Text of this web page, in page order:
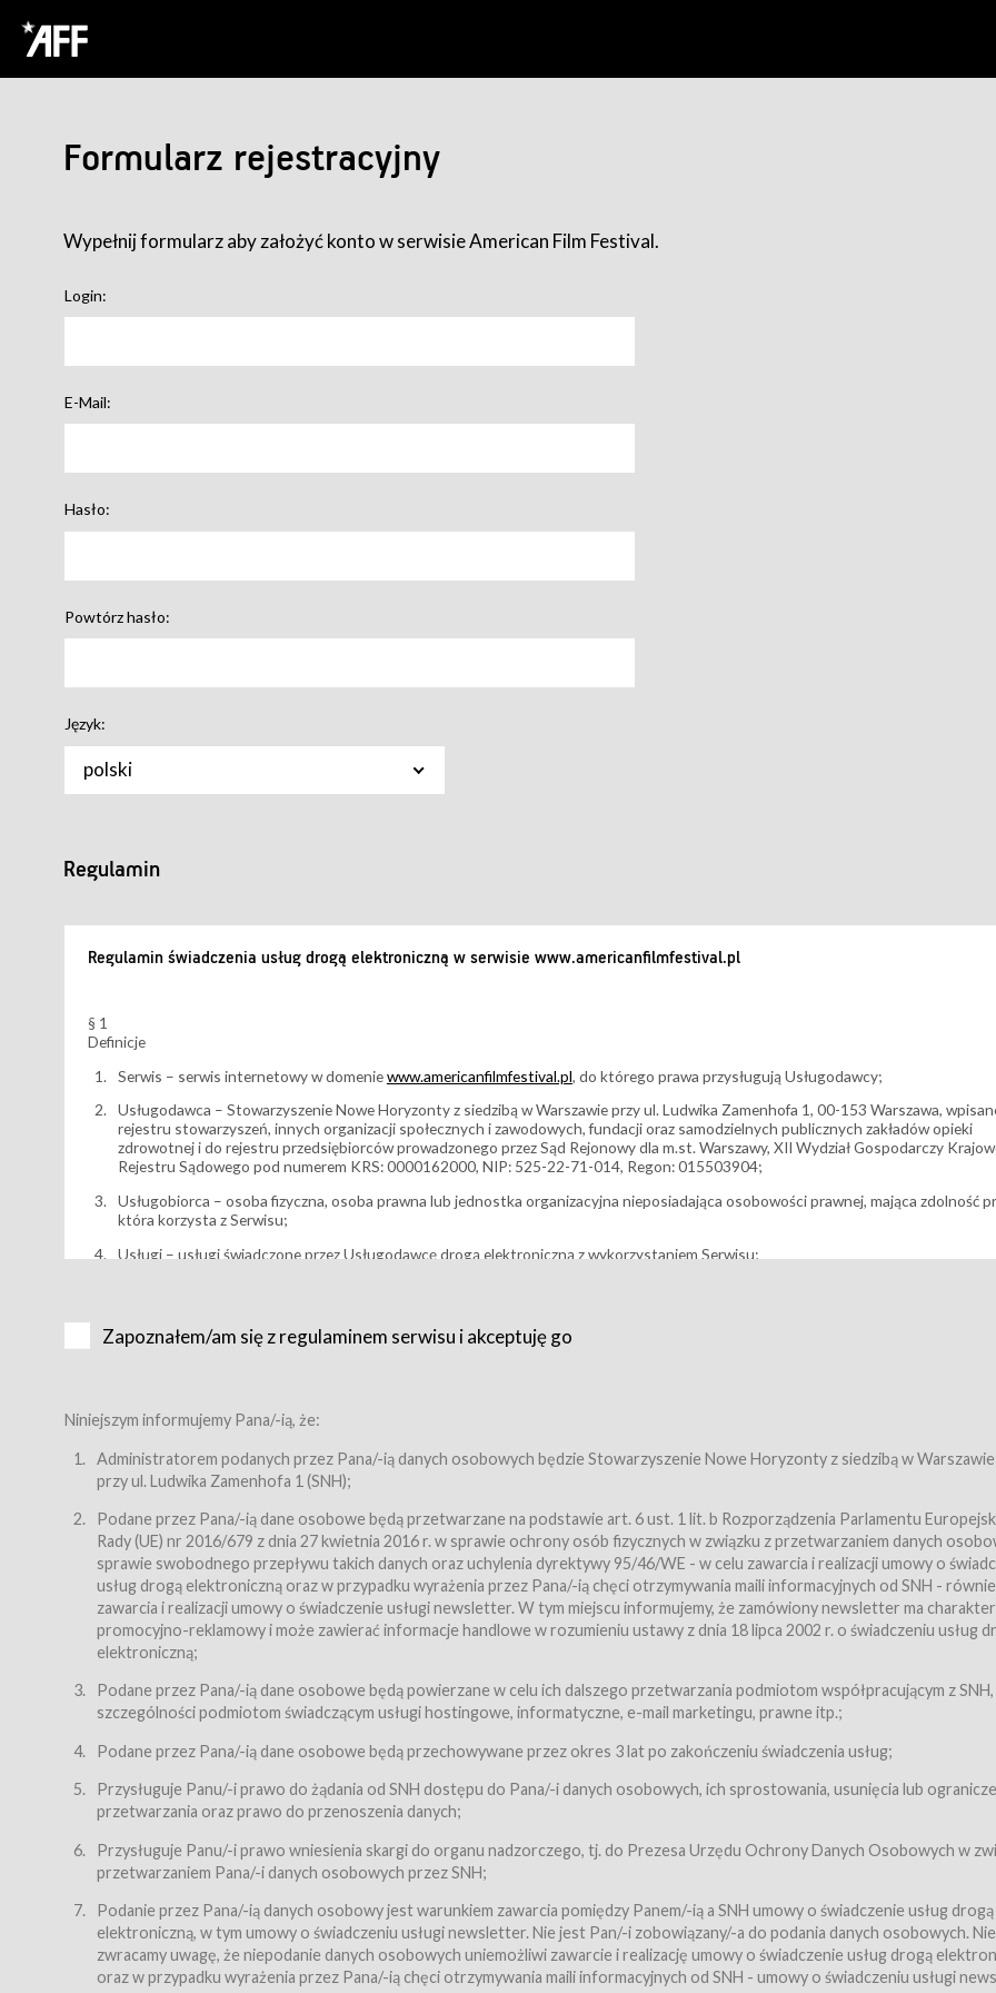
Formularz rejestracyjny
Wypełnij formularz aby założyć konto w serwisie American Film Festival.
Login:
E-Mail:
Hasło:
Powtórz hasło:
Język:
polski
Regulamin
Regulamin świadczenia usług drogą elektroniczną w serwisie www.americanfilmfestival.pl
§ 1
Definicje
Serwis – serwis internetowy w domeniewww.americanfilmfestival.pl, do którego prawa przysługują Usługodawcy;
Usługodawca – Stowarzyszenie Nowe Horyzonty z siedzibą w Warszawie przy ul. Ludwika Zamenhofa 1, 00-153 Warszawa,
rejestru stowarzyszeń, innych organizacji społecznych i zawodowych, fundacji oraz samodzielnych publicznych zakładów opieki
zdrowotnej i do rejestru przedsiębiorców prowadzonego przez Sąd Rejonowy dla m.st. Warszawy, XII Wydział Gospodarczy
Rejestru Sądowego pod numerem KRS: 0000162000, NIP: 525-22-71-014, Regon: 015503904;
Usługobiorca – osoba fizyczna, osoba prawna lub jednostka organizacyjna nieposiadająca osobowości prawnej, mająca zdolność
która korzysta z Serwisu;
Usługi – usługi świadczone przez Usługodawcę drogą elektroniczną z wykorzystaniem Serwisu;
Karnety – wybrane dokumenty potwierdzające zawarcie umowy z Usługodawcą i uprawniające do wzięcia udziału w Wydarzeniu,
Bilety – wybrane dokumenty potwierdzające zawarcie umowy z Usługodawcą i uprawniające do wzięcia udziału w Wydarzeniu,
przewidziane przez Usługodawcę dla danego Wydarzenia, tj. uprawniające do uczestnictwa w wielu albo w pojedynczych seansach
filmowych, wydarzeniach specjalnych i koncertach;
Sklep – sklep internetowy prowadzony przez Usługodawcę w Serwisie;
Regulamin – niniejszy regulamin.
§ 2
Postanowienia ogólne
Regulamin określa zasady:
świadczenia Usługobiorcom Usług przez Usługodawcę, z zastrzeżeniem usług, o których mowa w ust. 2 pkt. 4 i 5 poniżej,
zasady świadczenia precyzują odrębne regulaminy,
przetwarzania przez Usługodawcę danych osobowych Usługobiorców będących osobami fizycznymi.
Usługodawca świadczy w szczególności następujące Usługi:Usługodawca świadczy Usługi drogą elektroniczną w rozumieniu
dnia 18 lipca 2002 r. o świadczeniu usług drogą elektroniczną (Dz.U. z 2002 r., Nr 144, poz. 1204, z późń. zm.). Usługi świadczone są
nieodpłatnie.
usługę przeglądania i odczytywania przez Usługobiorców materiałów zamieszczanych w Serwisie,
usługę newsletter,
usługę zawierania na odległość umów nabycia Karnetów i Biletów,
usługę zawierania na odległość umów sprzedaży w Sklepie.
Usługodawca świadczy Usługi drogą elektroniczną w rozumieniu ustawy z dnia 18 lipca 2002 r. o świadczeniu usług drogą
(Dz.U. z 2002 r., Nr 144, poz. 1204, z późń. zm.). Usługi świadczone są nieodpłatnie.
Zapoznałem/am się z regulaminem serwisu i akceptuję go
Niniejszym informujemy Pana/-ią, że:
Administratorem podanych przez Pana/-ią danych osobowych będzie Stowarzyszenie Nowe Horyzonty z siedzibą w
przy ul. Ludwika Zamenhofa 1 (SNH);
Podane przez Pana/-ią dane osobowe będą przetwarzane na podstawie art. 6 ust. 1 lit. b Rozporządzenia Parlamentu
Rady (UE) nr 2016/679 z dnia 27 kwietnia 2016 r. w sprawie ochrony osób fizycznych w związku z przetwarzaniem danych
sprawie swobodnego przepływu takich danych oraz uchylenia dyrektywy 95/46/WE - w celu zawarcia i realizacji umowy o
usług drogą elektroniczną oraz w przypadku wyrażenia przez Pana/-ią chęci otrzymywania maili informacyjnych od SNH -
zawarcia i realizacji umowy o świadczenie usługi newsletter. W tym miejscu informujemy, że zamówiony newsletter ma charakter
promocyjno-reklamowy i może zawierać informacje handlowe w rozumieniu ustawy z dnia 18 lipca 2002 r. o świadczeniu usług
elektroniczną;
Podane przez Pana/-ią dane osobowe będą powierzane w celu ich dalszego przetwarzania podmiotom współpracującym z
szczególności podmiotom świadczącym usługi hostingowe, informatyczne, e-mail marketingu, prawne itp.;
Podane przez Pana/-ią dane osobowe będą przechowywane przez okres 3 lat po zakończeniu świadczenia usług;
Przysługuje Panu/-i prawo do żądania od SNH dostępu do Pana/-i danych osobowych, ich sprostowania, usunięcia lub
przetwarzania oraz prawo do przenoszenia danych;
Przysługuje Panu/-i prawo wniesienia skargi do organu nadzorczego, tj. do Prezesa Urzędu Ochrony Danych Osobowych w
przetwarzaniem Pana/-i danych osobowych przez SNH;
Podanie przez Pana/-ią danych osobowy jest warunkiem zawarcia pomiędzy Panem/-ią a SNH umowy o świadczenie usług drogą
elektroniczną, w tym umowy o świadczeniu usługi newsletter. Nie jest Pan/-i zobowiązany/-a do podania danych osobowych.
zwracamy uwagę, że niepodanie danych osobowych uniemożliwi zawarcie i realizację umowy o świadczenie usług drogą
oraz w przypadku wyrażenia przez Pana/-ią chęci otrzymywania maili informacyjnych od SNH - umowy o świadczeniu usługi